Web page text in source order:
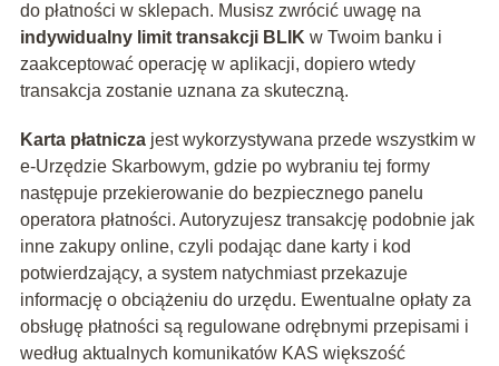
do płatności w sklepach. Musisz zwrócić uwagę na
indywidualny limit transakcji BLIK w Twoim banku i
zaakceptować operację w aplikacji, dopiero wtedy
transakcja zostanie uznana za skuteczną.
Karta płatniczajest wykorzystywana przede wszystkim w
e-Urzędzie Skarbowym, gdzie po wybraniu tej formy
następuje przekierowanie do bezpiecznego panelu
operatora płatności. Autoryzujesz transakcję podobnie jak
inne zakupy online, czyli podając dane karty i kod
potwierdzający, a system natychmiast przekazuje
informację o obciążeniu do urzędu. Ewentualne opłaty za
obsługę płatności są regulowane odrębnymi przepisami i
według aktualnych komunikatów KAS większość